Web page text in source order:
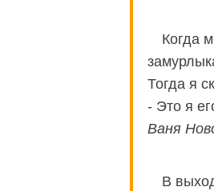
Когда
Тогда я
- Это я
Ваня
В